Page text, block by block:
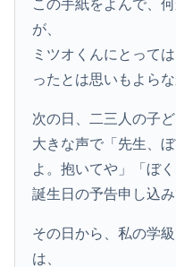
この手紙をよんで、
が、
ミツオくんにとって
ったとは思いもよら
次の日、二三人の子
大きな声で「先生、
よ。抱いてや」「ぼ
誕生日の予告申し込み
その日から、私の学
は、